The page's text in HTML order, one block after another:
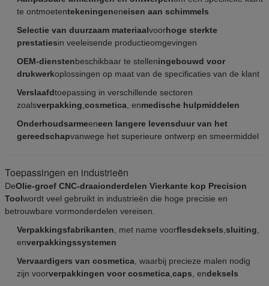
te ontmoetentekeningeneneisen aan schimmels
Selectie van duurzaam materiaalvoorhoge sterkte
prestatiesin veeleisende productieomgevingen
OEM-dienstenbeschikbaar te stelleningebouwd voor
drukwerkoplossingen op maat van de specificaties van de klant
Verslaafdtoepassing in verschillende sectoren
zoalsverpakking cosmetica , enmedische hulpmiddelen
Onderhoudsarmeeneen langere levensduur van het
gereedschapvanwege het superieure ontwerp en smeermiddel
Toepassingen en industrieën
DeOlie-groef CNC-draaionderdelen Vierkante kop Precision
Toolwordt veel gebruikt in industrieën die hoge precisie en
betrouwbare vormonderdelen vereisen.
Verpakkingsfabrikanten , met name voorflesdeksels sluiting
enverpakkingssystemen
Vervaardigers van cosmetica , waarbij precieze malen nodig
zijn voorverpakkingen voor cosmetica caps , endeksels